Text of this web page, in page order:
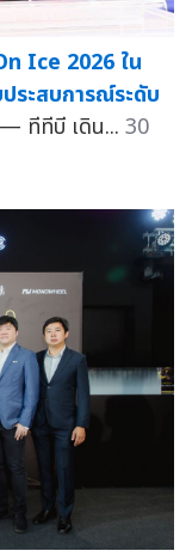
Ice 2026 ใน
ระสบการณ์ระดับ
— ทีทีบี เดิน... 30